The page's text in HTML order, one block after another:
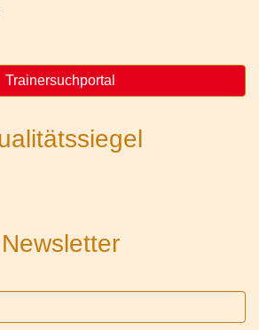
Trainersuchportal
Newsletter